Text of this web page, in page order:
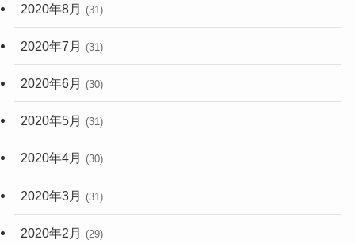
2020年8月 (31)
2020年7月 (31)
2020年6月 (30)
2020年5月 (31)
2020年4月 (30)
2020年3月 (31)
2020年2月 (29)